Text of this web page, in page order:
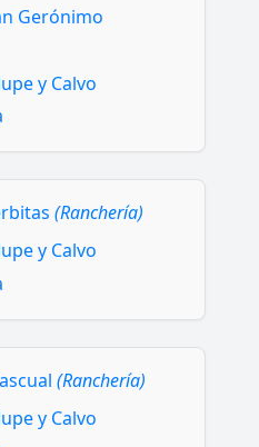
Gerónimo
y Calvo
(Ranchería)
y Calvo
(Ranchería)
y Calvo